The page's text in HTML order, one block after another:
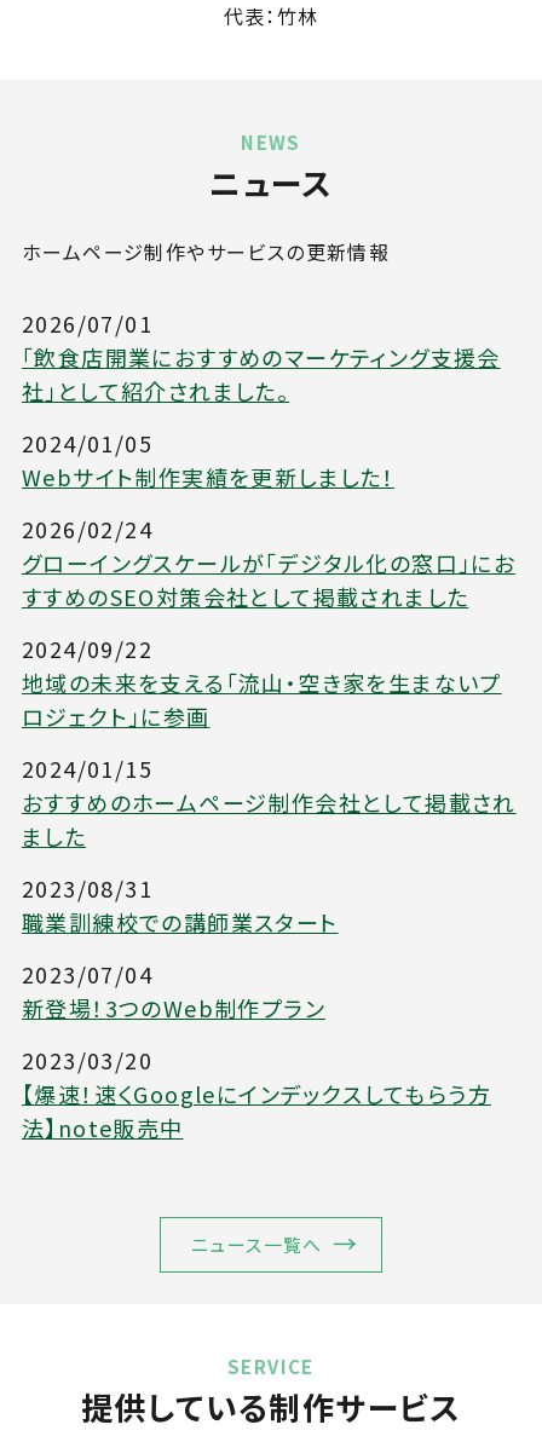
代表：竹林
NEWS
ニュース
ホームページ制作やサービスの更新情報
2026/07/01
「飲食店開業におすすめのマーケティング支援会
社」として紹介されました。
2024/01/05
Webサイト制作実績を更新しました！
2026/02/24
グローイングスケールが「デジタル化の窓口」にお
すすめのSEO対策会社として掲載されました
2024/09/22
地域の未来を支える「流山・空き家を生まないプ
ロジェクト」に参画
2024/01/15
おすすめのホームページ制作会社として掲載され
ました
2023/08/31
職業訓練校での講師業スタート
2023/07/04
新登場！3つのWeb制作プラン
2023/03/20
【爆速！速くGoogleにインデックスしてもらう方
法】note販売中
ニュース一覧へ
SERVICE
提供している制作サービス